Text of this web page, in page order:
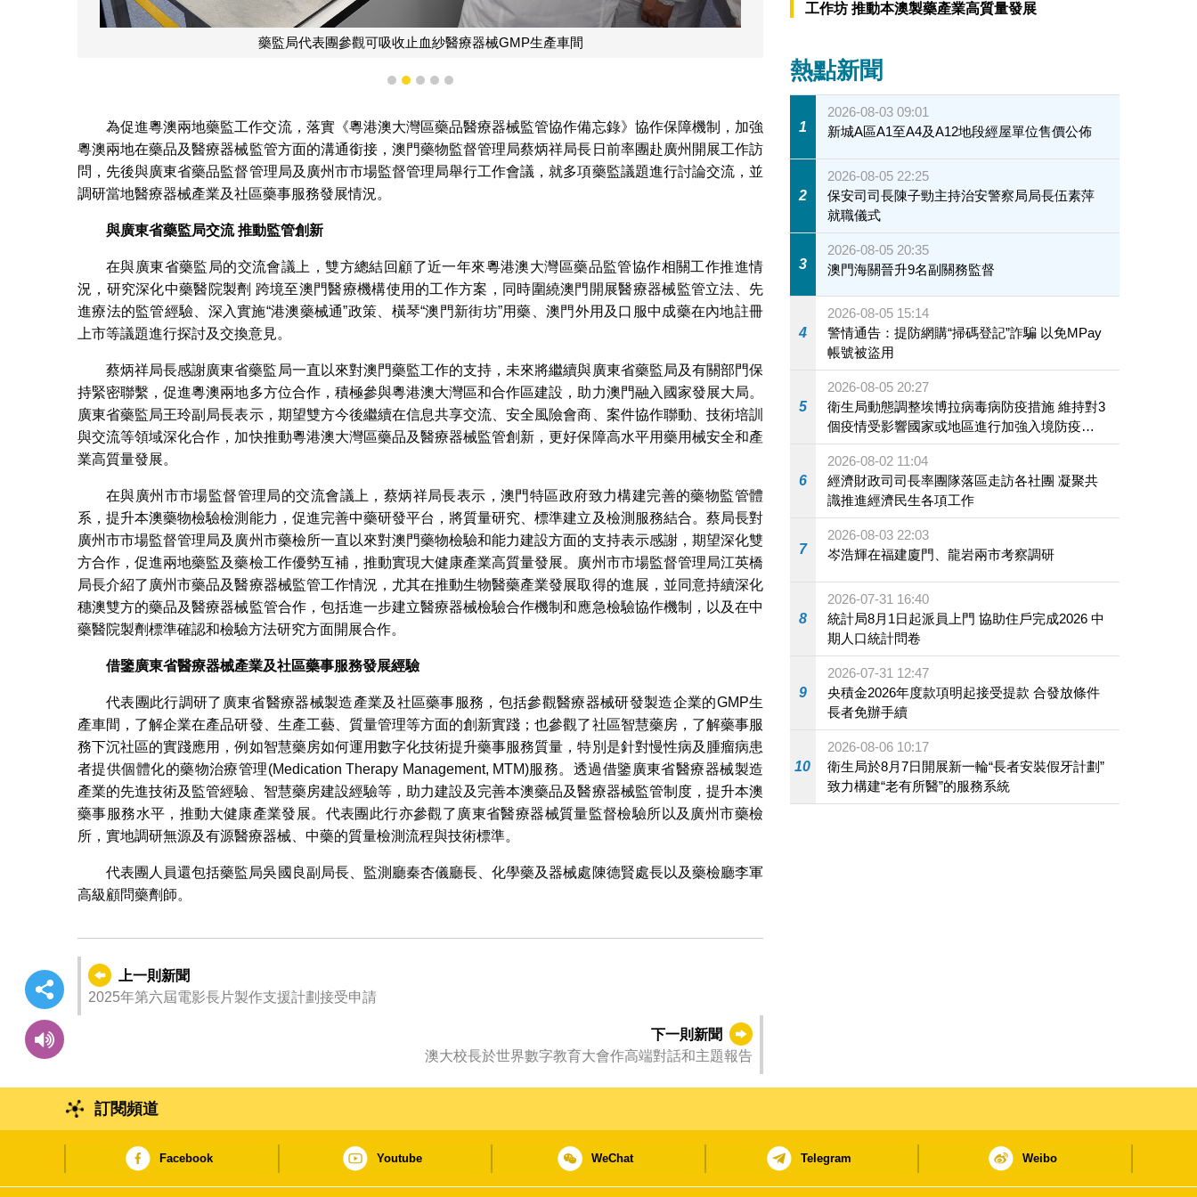
藥監局代表團參觀可吸收止血紗醫療器械GMP生產車間
1 2 3 4 5
為促進粵澳兩地藥監工作交流，落實《粵港澳大灣區藥品醫療器械監管協作備忘錄》協作保障機制，加強
粵澳兩地在藥品及醫療器械監管方面的溝通銜接，澳門藥物監督管理局蔡炳祥局長日前率團赴廣州開展工作訪
問，先後與廣東省藥品監督管理局及廣州市市場監督管理局舉行工作會議，就多項藥監議題進行討論交流，並
調研當地醫療器械產業及社區藥事服務發展情況。
與廣東省藥監局交流 推動監管創新
在與廣東省藥監局的交流會議上，雙方總結回顧了近一年來粵港澳大灣區藥品監管協作相關工作推進情
況，研究深化中藥醫院製劑 跨境至澳門醫療機構使用的工作方案，同時圍繞澳門開展醫療器械監管立法、先
進療法的監管經驗、深入實施“港澳藥械通”政策、橫琴“澳門新街坊”用藥、澳門外用及口服中成藥在內地註冊
上市等議題進行探討及交換意見。
蔡炳祥局長感謝廣東省藥監局一直以來對澳門藥監工作的支持，未來將繼續與廣東省藥監局及有關部門保
持緊密聯繫，促進粵澳兩地多方位合作，積極參與粵港澳大灣區和合作區建設，助力澳門融入國家發展大局。
廣東省藥監局王玲副局長表示，期望雙方今後繼續在信息共享交流、安全風險會商、案件協作聯動、技術培訓
與交流等領域深化合作，加快推動粵港澳大灣區藥品及醫療器械監管創新，更好保障高水平用藥用械安全和產
業高質量發展。
在與廣州市市場監督管理局的交流會議上，蔡炳祥局長表示，澳門特區政府致力構建完善的藥物監管體
系，提升本澳藥物檢驗檢測能力，促進完善中藥研發平台，將質量研究、標準建立及檢測服務結合。蔡局長對
廣州市市場監督管理局及廣州市藥檢所一直以來對澳門藥物檢驗和能力建設方面的支持表示感謝，期望深化雙
方合作，促進兩地藥監及藥檢工作優勢互補，推動實現大健康產業高質量發展。廣州市市場監督管理局江英橋
局長介紹了廣州市藥品及醫療器械監管工作情況，尤其在推動生物醫藥產業發展取得的進展，並同意持續深化
穗澳雙方的藥品及醫療器械監管合作，包括進一步建立醫療器械檢驗合作機制和應急檢驗協作機制，以及在中
藥醫院製劑標準確認和檢驗方法研究方面開展合作。
借鑒廣東省醫療器械產業及社區藥事服務發展經驗
代表團此行調研了廣東省醫療器械製造產業及社區藥事服務，包括參觀醫療器械研發製造企業的GMP生
產車間，了解企業在產品研發、生產工藝、質量管理等方面的創新實踐；也參觀了社區智慧藥房，了解藥事服
務下沉社區的實踐應用，例如智慧藥房如何運用數字化技術提升藥事服務質量，特別是針對慢性病及腫瘤病患
者提供個體化的藥物治療管理(Medication Therapy Management, MTM)服務。透過借鑒廣東省醫療器械製造
產業的先進技術及監管經驗、智慧藥房建設經驗等，助力建設及完善本澳藥品及醫療器械監管制度，提升本澳
藥事服務水平，推動大健康產業發展。代表團此行亦參觀了廣東省醫療器械質量監督檢驗所以及廣州市藥檢
所，實地調研無源及有源醫療器械、中藥的質量檢測流程與技術標準。
代表團人員還包括藥監局吳國良副局長、監測廳秦杏儀廳長、化學藥及器械處陳德賢處長以及藥檢廳李軍
高級顧問藥劑師。
上一則新聞
2025年第六屆電影長片製作支援計劃接受申請
下一則新聞
澳大校長於世界數字教育大會作高端對話和主題報告
工作坊 推動本澳製藥產業高質量發展
熱點新聞
1
2026-08-03 09:01
新城A區A1至A4及A12地段經屋單位售價公佈
2
2026-08-05 22:25
保安司司長陳子勁主持治安警察局局長伍素萍
就職儀式
3
2026-08-05 20:35
澳門海關晉升9名副關務監督
4
2026-08-05 15:14
警情通告：提防網購“掃碼登記”詐騙 以免MPay
帳號被盜用
5
2026-08-05 20:27
衛生局動態調整埃博拉病毒病防疫措施 維持對3
個疫情受影響國家或地區進行加強入境防疫措
施
6
2026-08-02 11:04
經濟財政司司長率團隊落區走訪各社團 凝聚共
識推進經濟民生各項工作
7
2026-08-03 22:03
岑浩輝在福建廈門、龍岩兩市考察調研
8
2026-07-31 16:40
統計局8月1日起派員上門 協助住戶完成2026 中
期人口統計問卷
9
2026-07-31 12:47
央積金2026年度款項明起接受提款 合發放條件
長者免辦手續
10
2026-08-06 10:17
衛生局於8月7日開展新一輪“長者安裝假牙計劃”
致力構建“老有所醫”的服務系統
訂閱頻道
Facebook Youtube WeChat Telegram Weibo